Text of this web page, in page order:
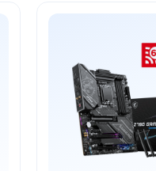
tələb olunur və adınıza
daxilində müraciət ünvanlanır,
baxa bilərsiniz.